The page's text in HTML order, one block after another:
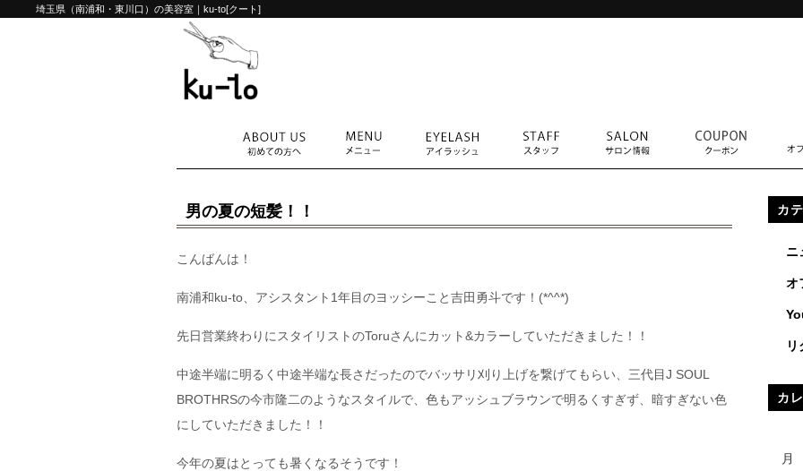
埼玉県（南浦和・東川口）の美容室｜ku-to[クート]
男の夏の短髪！！
こんばんは！
南浦和ku-to、アシスタント1年目のヨッシーこと吉田勇斗です！(*^^*)
先日営業終わりにスタイリストのToruさんにカット&カラーしていただきました！！
中途半端に明るく中途半端な長さだったのでバッサリ刈り上げを繋げてもらい、三代目J SOUL
BROTHRSの今市隆二のようなスタイルで、色もアッシュブラウンで明るくすぎず、暗すぎない色
にしていただきました！！
今年の夏はとっても暑くなるそうです！
カ
ニ
オ
リ
カ
月